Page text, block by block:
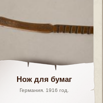
Нож для бумаг
Германия. 1916 год.